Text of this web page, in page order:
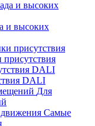
и высоких
DALI
Для
Самые